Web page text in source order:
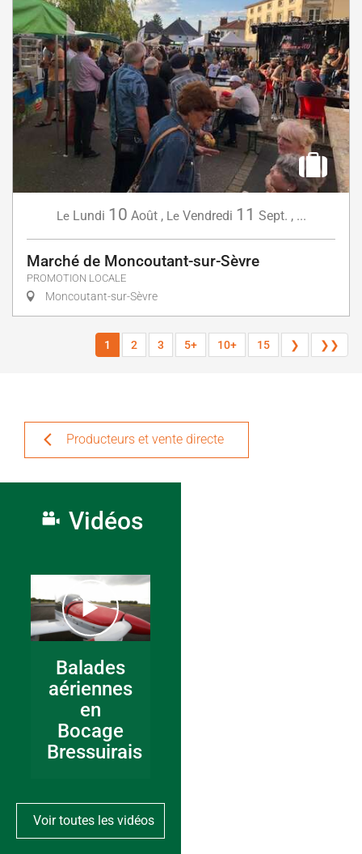
Le Lundi 10 Août, Le Vendredi 11 Sept. , ...
Marché de Moncoutant-sur-Sèvre
PROMOTION LOCALE
Moncoutant-sur-Sèvre
1 2 3 5+ 10+ 15 ❯ ❯❯
Producteurs et vente directe
Vidéos
Balades
aériennes
en
Bocage
Bressuirais
Voir toutes les vidéos